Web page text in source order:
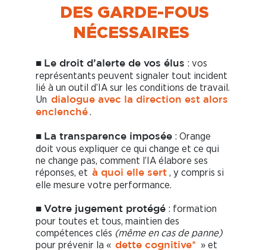
DES GARDE-FOUS
NÉCESSAIRES
■ Le droit d’alerte de vos élus : vos
représentants peuvent signaler tout incident
lié à un outil d’IA sur les conditions de travail.
Un dialogue avec la direction est alors
enclenché .
■ La transparence imposée : Orange
doit vous expliquer ce qui change et ce qui
ne change pas, comment l’IA élabore ses
réponses, et à quoi elle sert , y compris si
elle mesure votre performance.
■ Votre jugement protégé : formation
pour toutes et tous, maintien des
compétences clés (même en cas de panne)
pour prévenir la « dette cognitive* » et